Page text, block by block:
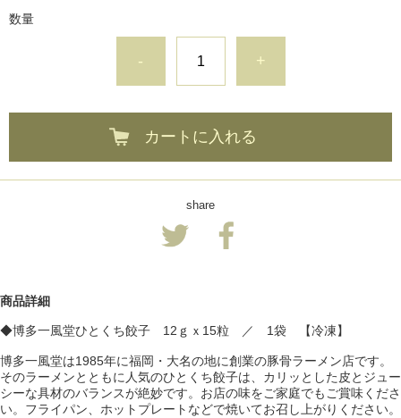
数量
- +
カートに入れる
share
商品詳細
◆博多一風堂ひとくち餃子 12ｇｘ15粒 ／ 1袋 【冷凍】
博多一風堂は1985年に福岡・大名の地に創業の豚骨ラーメン店です。
そのラーメンとともに人気のひとくち餃子は、カリッとした皮とジュー
シーな具材のバランスが絶妙です。お店の味をご家庭でもご賞味くださ
い。フライパン、ホットプレートなどで焼いてお召し上がりください。